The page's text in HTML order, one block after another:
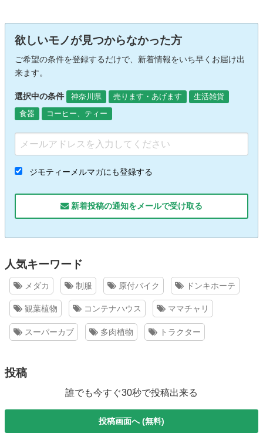
欲しいモノが見つからなかった方
ご希望の条件を登録するだけで、新着情報をいち早くお届け出
来ます。
選択中の条件 神奈川県 売ります・あげます
生活雑貨
食器
コーヒー、ティー
ジモティーメルマガにも登録する
新着投稿の通知をメールで受け取る
人気キーワード
メダカ 制服 原付バイク ドンキホーテ
観葉植物 コンテナハウス ママチャリ
スーパーカブ 多肉植物 トラクター
投稿
誰でも今すぐ30秒で投稿出来る
投稿画面へ (無料)